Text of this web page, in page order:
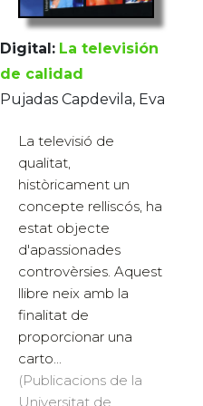
Digital: La televisión
de calidad
Pujadas Capdevila, Eva
La televisió de
qualitat,
històricament un
concepte relliscós, ha
estat objecte
d'apassionades
controvèrsies. Aquest
llibre neix amb la
finalitat de
proporcionar una
carto...
(Publicacions de la
Universitat de